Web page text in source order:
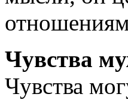
Чувства
Чувства